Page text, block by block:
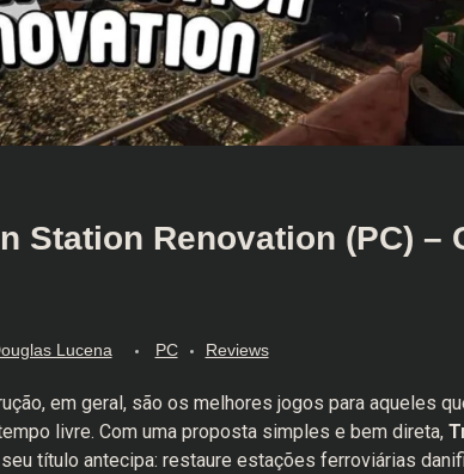
Station Renovation (PC) –
Lucena PC Reviews
em geral, são os melhores jogos para aqueles
livre. Com uma proposta simples e bem direta,
título antecipa: restaure estações ferroviárias